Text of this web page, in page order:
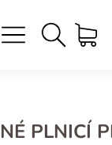
PLNICÍ